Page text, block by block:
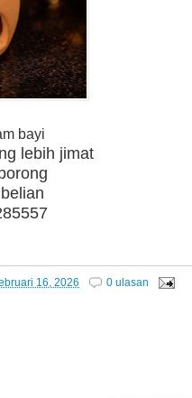
bayi
lebih jimat
16, 2026 0 ulasan